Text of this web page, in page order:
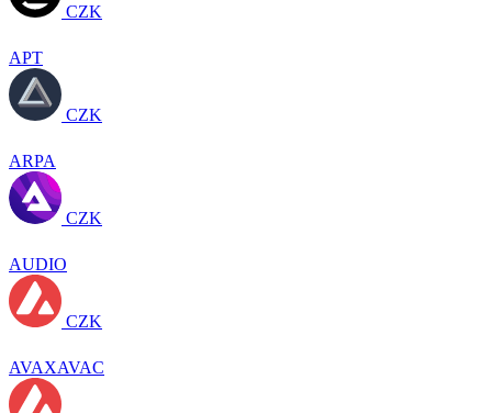
CZK
APT
CZK
ARPA
CZK
AUDIO
CZK
AVAXAVAC